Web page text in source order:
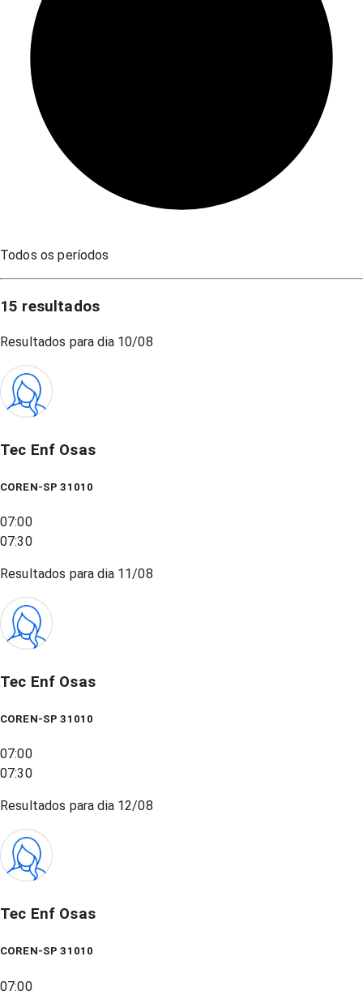
Todos os períodos
15 resultados
Resultados para dia 10/08
Tec Enf Osas
COREN-SP 31010
07:00
07:30
Resultados para dia 11/08
Tec Enf Osas
COREN-SP 31010
07:00
07:30
Resultados para dia 12/08
Tec Enf Osas
COREN-SP 31010
07:00